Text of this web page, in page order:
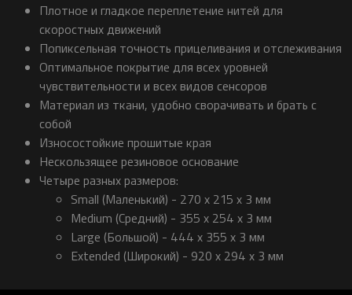
Плотное и гладкое переплетение нитей для
скоростных движений
Попиксельная точность прицеливания и отслеживания
Оптимальное покрытие для всех уровней
чувствительности и всех видов сенсоров
Материал из ткани, удобно сворачивать и брать с
собой
Износостойкие прошитые края
Нескользящее резиновое основание
Четыре разных размеров:
Small (Маленький) - 270 x 215 x 3 мм
Medium (Средний) - 355 x 254 x 3 мм
Large (Большой) - 444 x 355 x 3 мм
Extended (Широкий) - 920 x 294 x 3 мм